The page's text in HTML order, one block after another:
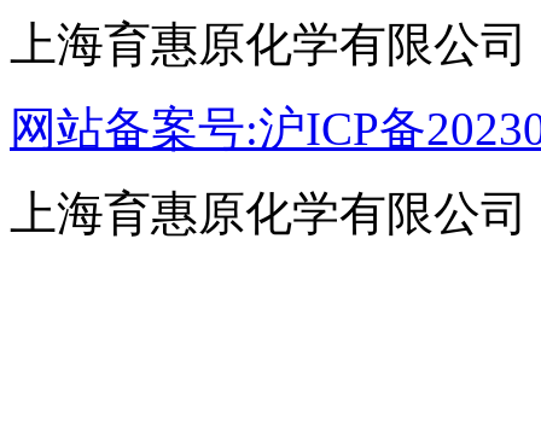
上海育惠原化学有限公司
网站备案号:沪ICP备
上海育惠原化学有限公司